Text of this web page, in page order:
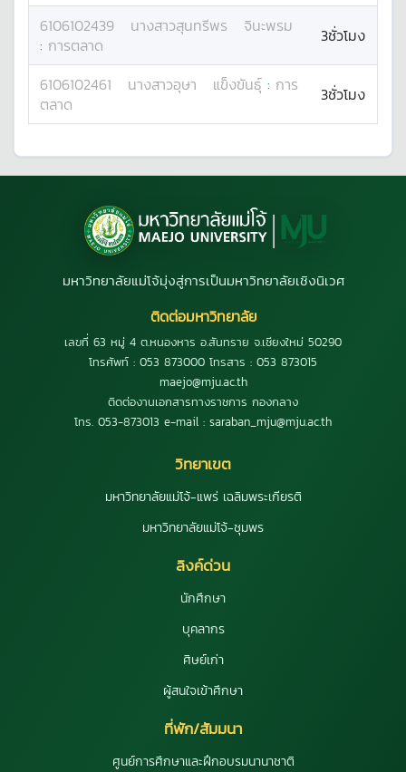
6106102439 นางสาวสุนทรีพร
จินะพรม
: การตลาด 3ชั่วโมง
6106102461 นางสาวอุษา แข็งขันธุ์ : การ
ตลาด
3ชั่วโมง
มหาวิทยาลัยแม่โจ้มุ่งสู่การเป็นมหาวิทยาลัยเชิงนิเวศ
ติดต่อมหาวิทยาลัย
เลขที่ 63 หมู่ 4 ต.หนองหาร อ.สันทราย จ.เชียงใหม่ 50290
โทรศัพท์ : 053 873000 โทรสาร : 053 873015
maejo@mju.ac.th
ติดต่องานเอกสารทางราชการ กองกลาง
โทร. 053-873013 e-mail : saraban_mju@mju.ac.th
วิทยาเขต
มหาวิทยาลัยแม่โจ้-แพร่ เฉลิมพระเกียรติ
มหาวิทยาลัยแม่โจ้-ชุมพร
ลิงค์ด่วน
นักศึกษา
บุคลากร
ศิษย์เก่า
ผู้สนใจเข้าศึกษา
ที่พัก/สัมมนา
ศูนย์การศึกษาและฝึกอบรมนานาชาติ